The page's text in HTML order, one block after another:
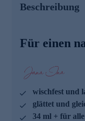
Geranienöl
Glycerinist
pflegenden
Hautgefühl.
Sodium
die hilft, den
bewahren und
unterstützen.
Beschreibung
Für einen
wischfest und
glättet und
34 ml + für